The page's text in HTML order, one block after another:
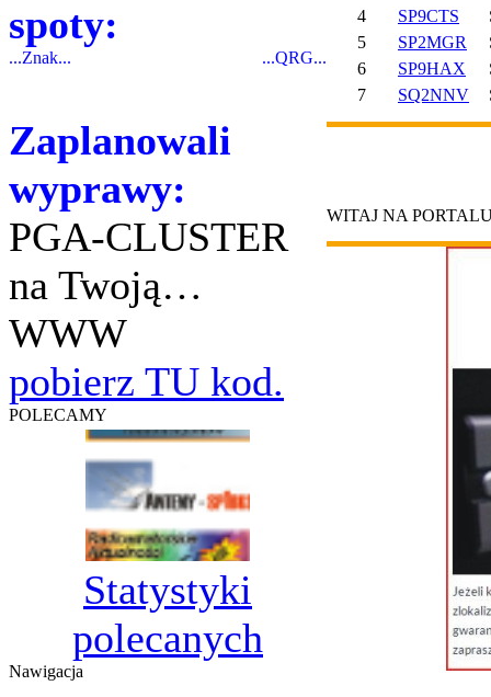
spoty:
...Znak... ...QRG...
Zaplanowali
wyprawy:
PGA-CLUSTER
na Twoją…
WWW
pobierz TU kod.
POLECAMY
Statystyki
polecanych
Nawigacja
4
SP9CTS
5
SP2MGR
6
SP9HAX
7
SQ2NNV
WITAJ NA